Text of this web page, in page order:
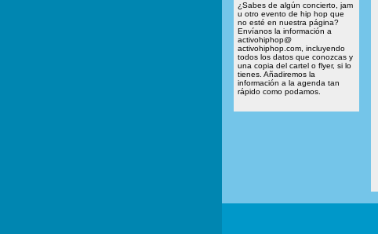
¿Sabes de algún concierto, jam
u otro evento de hip hop que
no esté en nuestra página?
Envíanos la información a
activohiphop@
activohiphop.com, incluyendo
todos los datos que conozcas y
una copia del cartel o flyer, si lo
tienes. Añadiremos la
información a la agenda tan
rápido como podamos.